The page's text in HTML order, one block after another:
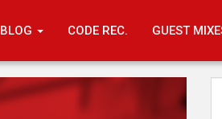
BLOG CODE REC. GUEST